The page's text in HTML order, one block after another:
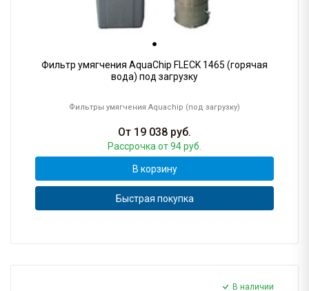
Фильтр умягчения AquaChip FLECK 1465 (горячая
вода) под загрузку
Фильтры умягчения Aquachip (под загрузку)
От 19 038 руб.
Рассрочка от 94 руб.
В корзину
Быстрая покупка
В наличии